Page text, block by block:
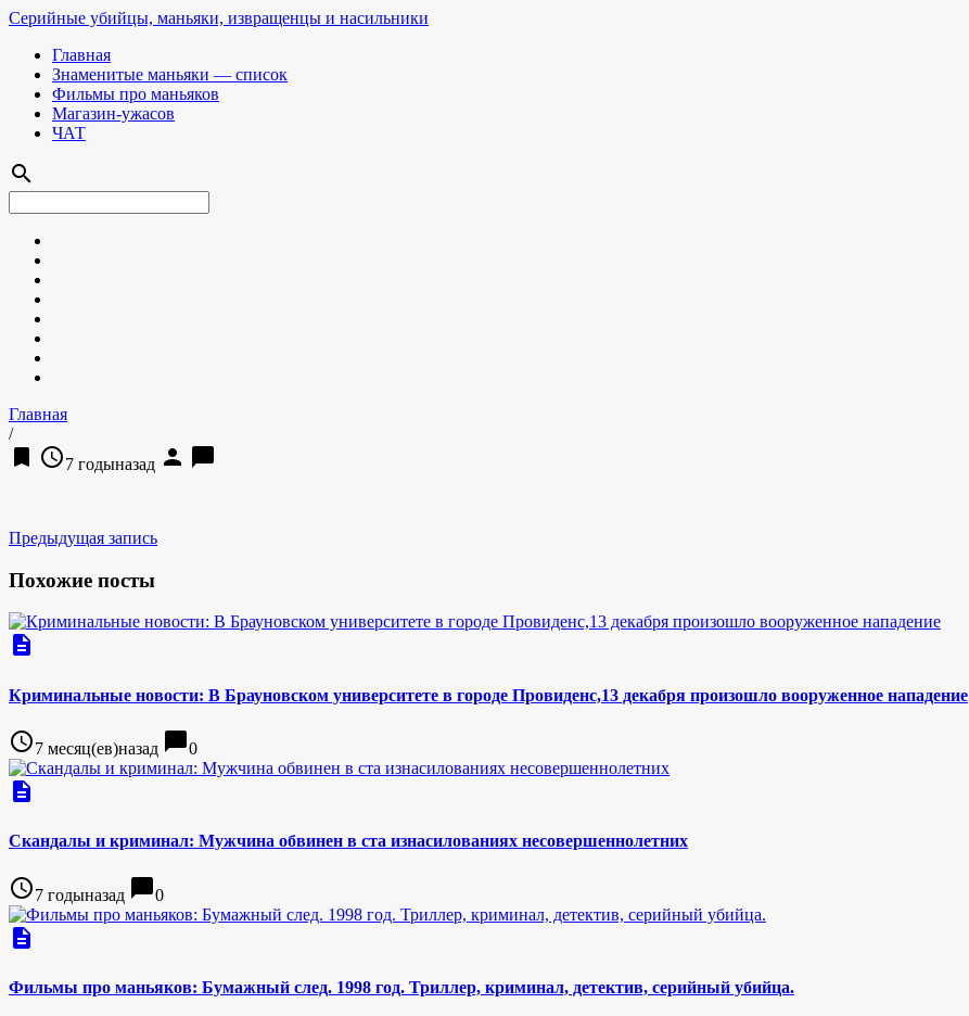
Серийные убийцы, маньяки, извращенцы и насильники
Главная
Знаменитые маньяки — список
Фильмы про маньяков
Магазин-ужасов
ЧАТ
search
Главная
/
bookmark access_time7 годыназад person chat_bubble
Предыдущая запись
Похожие посты
description
Криминальные новости: В Брауновском университете в городе Провиденс,13 декабря произошло вооруженное нападение
access_time7 месяц(ев)назад chat_bubble0
description
Скандалы и криминал: Мужчина обвинен в ста изнасилованиях несовершеннолетних
access_time7 годыназад chat_bubble0
description
Фильмы про маньяков: Бумажный след. 1998 год. Триллер, криминал, детектив, серийный убийца.